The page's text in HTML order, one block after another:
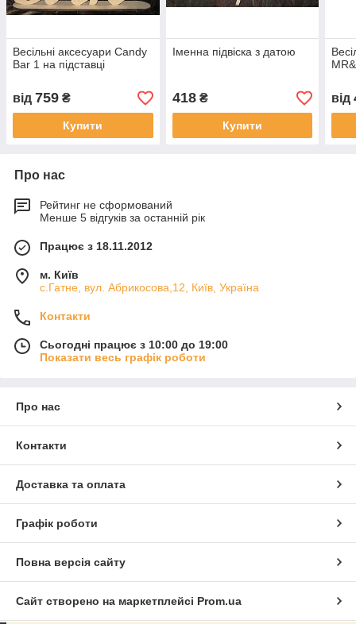
Весільні аксесуари Candy
Bar 1 на підставці
від 759 ₴
Купити
Іменна підвіска з датою
418₴
Купити
від
Про нас
Рейтинг не сформований
Менше 5 відгуків за останній рік
Працює з 18.11.2012
м. Київ
с.Гатне, вул. Абрикосова,12, Київ, Україна
Контакти
Сьогодні працює з 10:00 до 19:00
Показати весь графік роботи
Про нас
Контакти
Доставка та оплата
Графік роботи
Повна версія сайту
Сайт створено на маркетплейсі Prom.ua